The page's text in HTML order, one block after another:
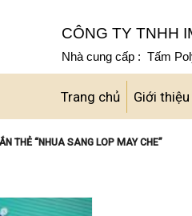
CÔNG TY TNHH
Nhà cung cấp : Tấm
Trang chủ Giới thiệu
THẺ “NHUA SANG LOP MAY CHE”